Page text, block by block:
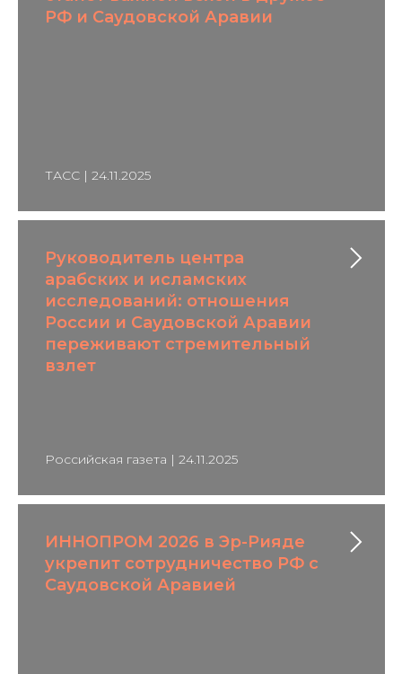
РФ и Саудовской Аравии
ТАСС | 24.11.2025
Руководитель центра
арабских и исламских
исследований: отношения
России и Саудовской Аравии
переживают стремительный
взлет
Российская газета | 24.11.2025
ИННОПРОМ 2026 в Эр-Рияде
укрепит сотрудничество РФ с
Саудовской Аравией